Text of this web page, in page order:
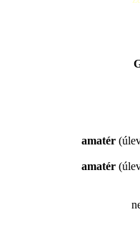
amatér
amatér